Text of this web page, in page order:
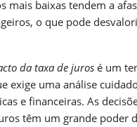
mais baixas tendem a
o que pode
da taxa de juros é um
exige uma análise
e financeiras. As
têm um grande poder